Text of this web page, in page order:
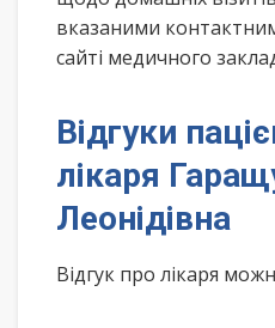
вказаними
сайті медичного
Відгуки
лікаря
Леонідівна
Відгук про лікаря